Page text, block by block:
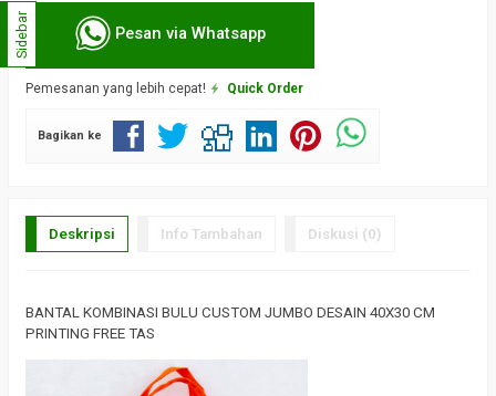
Pesan via Whatsapp
Pemesanan yang lebih cepat! Quick Order
Bagikan ke
Deskripsi Info Tambahan Diskusi (0)
BANTAL KOMBINASI BULU CUSTOM JUMBO DESAIN 40X30 CM
PRINTING FREE TAS
Sidebar